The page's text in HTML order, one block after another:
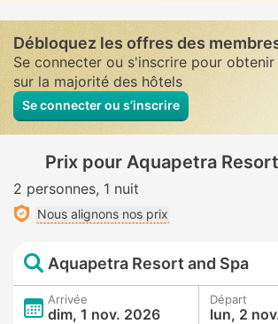
Débloquez les offres des
Se connecter ou s'inscrire pour obtenir
sur la majorité des hôtels
Se connecter ou s’inscrire
Prix pour Aquapetra
2 personnes 1 nuit
Nous alignons nos prix
Aquapetra Resort and Spa
Arrivée
dim, 1 nov. 2026
Départ
lun, 2